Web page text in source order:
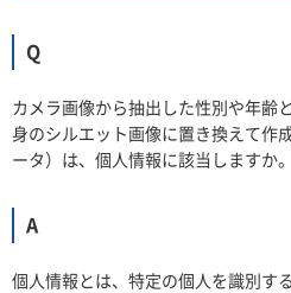
Q
カメラ画像から抽出した性別や年齢
身のシルエット画像に置き換えて作
ータ）は、個人情報に該当しますか。
A
個人情報とは、特定の個人を識別す